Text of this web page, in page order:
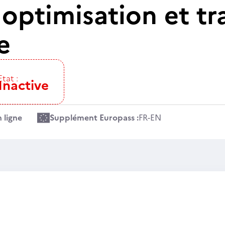
et
:
ligne Supplément Europass :FR-EN